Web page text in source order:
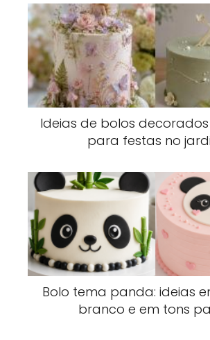
Ideias de bolos
para festas no
Bolo tema panda: ideias
branco e em tons